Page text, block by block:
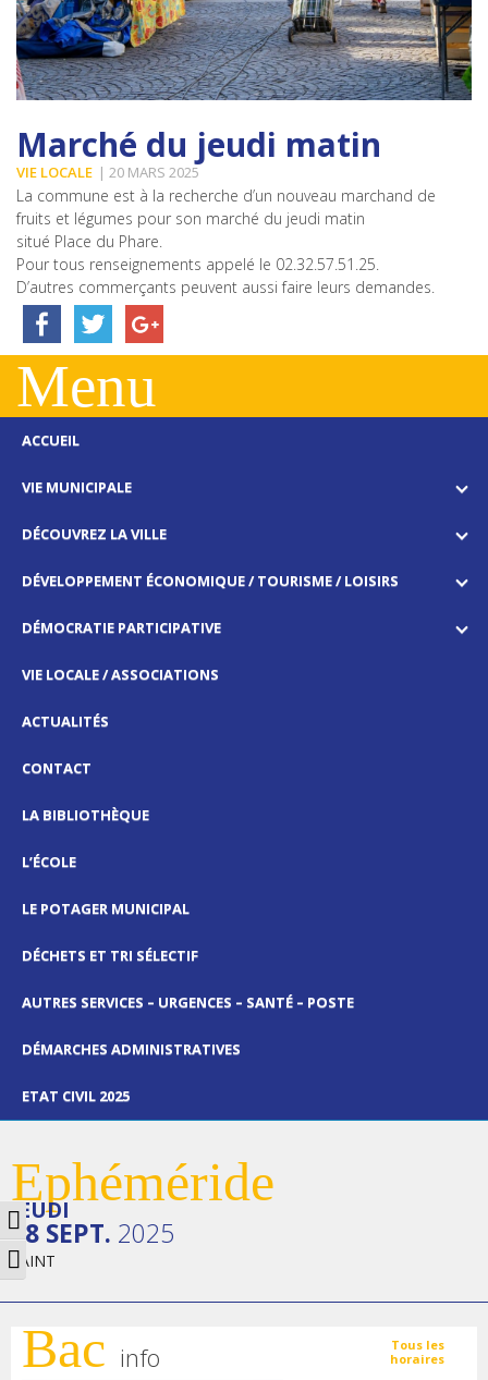
Passer en contraste élevé
Changer la taille de la police
Marché du jeudi matin
VIE LOCALE | 20 MARS 2025
La commune est à la recherche d’un nouveau marchand de
fruits et légumes pour son marché du jeudi matin
situé Place du Phare.
Pour tous renseignements appelé le 02.32.57.51.25.
D’autres commerçants peuvent aussi faire leurs demandes.
Menu
ACCUEIL
VIE MUNICIPALE
DÉCOUVREZ LA VILLE
DÉVELOPPEMENT ÉCONOMIQUE / TOURISME / LOISIRS
DÉMOCRATIE PARTICIPATIVE
VIE LOCALE / ASSOCIATIONS
ACTUALITÉS
CONTACT
LA BIBLIOTHÈQUE
L’ÉCOLE
LE POTAGER MUNICIPAL
DÉCHETS ET TRI SÉLECTIF
AUTRES SERVICES – URGENCES – SANTÉ – POSTE
DÉMARCHES ADMINISTRATIVES
ETAT CIVIL 2025
Ephéméride
JEUDI
18 SEPT. 2025
SAINT
Tous les
horaires
Bac info